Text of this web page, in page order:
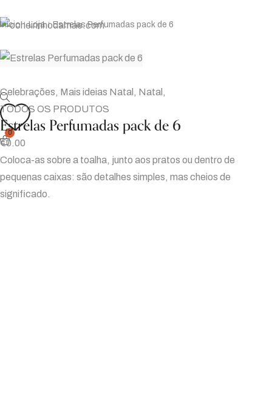
0
Início | Loja | Estrelas Perfumadas pack de 6
Celebrações, Mais ideias Natal , Natal ,
TODOS OS PRODUTOS
Estrelas Perfumadas pack de 6
€0.00
Coloca-as sobre a toalha, junto aos pratos ou dentro de
pequenas caixas: são detalhes simples, mas cheios de
significado.